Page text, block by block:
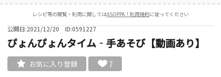
レシピ等の閲覧・利用に関してはASOPPA！利用規約に従ってください
公開日:2021/12/20 ID:0591227
ぴょんぴょんタイム‐手あそび【動画あり】
お気に入り登録 7